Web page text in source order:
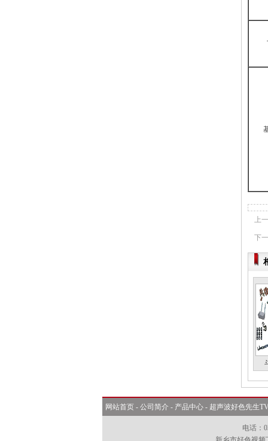
上
下
网站首页 - 公司简介 - 产品中心 - 超声波好色先生
电话